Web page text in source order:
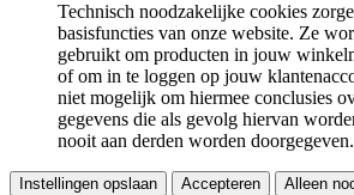
Technisch noodzakelijke cookies
basisfuncties van onze website. Ze
gebruikt om producten in jouw
of om in te loggen op jouw
niet mogelijk om hiermee conclusies
gegevens die als gevolg hiervan
nooit aan derden worden doorgegeven.
Instellingen opslaan Accepteren Alleen